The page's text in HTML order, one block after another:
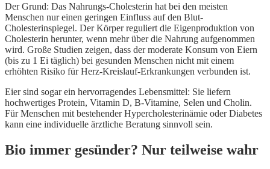
Der Grund: Das Nahrungs-Cholesterin hat bei den meisten
Menschen nur einen geringen Einfluss auf den Blut-
Cholesterinspiegel. Der Körper reguliert die Eigenproduktion von
Cholesterin herunter, wenn mehr über die Nahrung aufgenommen
wird. Große Studien zeigen, dass der moderate Konsum von Eiern
(bis zu 1 Ei täglich) bei gesunden Menschen nicht mit einem
erhöhten Risiko für Herz-Kreislauf-Erkrankungen verbunden ist.
Eier sind sogar ein hervorragendes Lebensmittel: Sie liefern
hochwertiges Protein, Vitamin D, B-Vitamine, Selen und Cholin.
Für Menschen mit bestehender Hypercholesterinämie oder Diabetes
kann eine individuelle ärztliche Beratung sinnvoll sein.
Bio immer gesünder? Nur teilweise wahr